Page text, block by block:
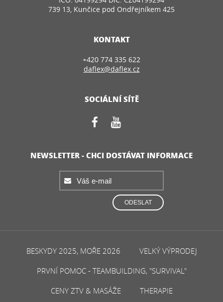
739 13, Kunčice pod Ondřejníkem 425
KONTAKT
+420 774 335 622
daflex@daflex.cz
SOCIÁLNÍ SÍTĚ
NEWSLETTER - CHCI DOSTÁVAT INFORMACE
ODESLAT
BESKYDY 2025, MOŘE 2026
VELKÝ VÝPRODEJ
PRVNÍ POMOC - TEAMBUILDING, "SURVIVAL"
CENY ZTV & MASÁŽE
THERAPIE